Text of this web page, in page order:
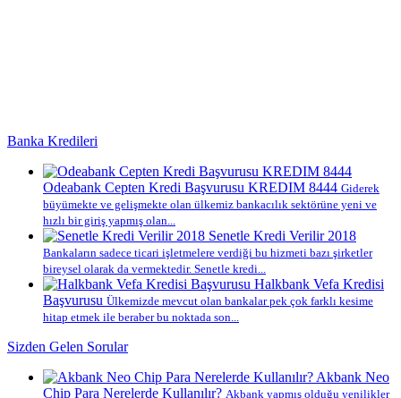
Banka Kredileri
Odeabank Cepten Kredi Başvurusu KREDIM 8444 Giderek
büyümekte ve gelişmekte olan ülkemiz bankacılık sektörüne yeni ve
hızlı bir giriş yapmış olan...
Senetle Kredi Verilir 2018
Bankaların sadece ticari işletmelere verdiği bu hizmeti bazı şirketler
bireysel olarak da vermektedir. Senetle kredi...
Halkbank Vefa Kredisi
Başvurusu Ülkemizde mevcut olan bankalar pek çok farklı kesime
hitap etmek ile beraber bu noktada son...
Sizden Gelen Sorular
Akbank Neo
Chip Para Nerelerde Kullanılır? Akbank yapmış olduğu yenilikler